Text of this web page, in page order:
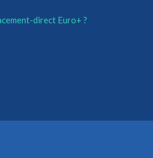
direct Euro+ ?